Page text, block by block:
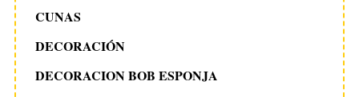
CUNAS
DECORACIÓN
DECORACION BOB ESPONJA